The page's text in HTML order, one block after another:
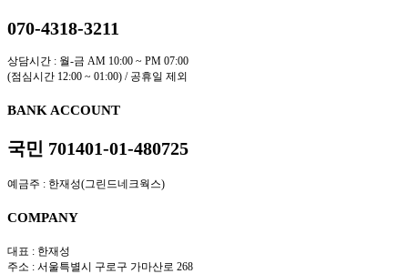
070-4318-3211
상담시간 : 월-금 AM 10:00 ~ PM 07:00
(점심시간 12:00 ~ 01:00) / 공휴일 제외
BANK ACCOUNT
국민 701401-01-480725
예금주 : 한재성(그린드네크웍스)
COMPANY
대표 : 한재성
주소 : 서울특별시 구로구 가마산로 268